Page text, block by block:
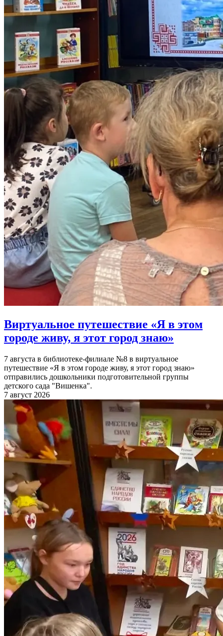
Виртуальное путешествие «Я в этом
городе живу, я этот город знаю»
7 августа в библиотеке-филиале №8 в виртуальное
путешествие «Я в этом городе живу, я этот город знаю»
отправились дошкольники подготовительной группы
детского сада "Вишенка".
7 август 2026